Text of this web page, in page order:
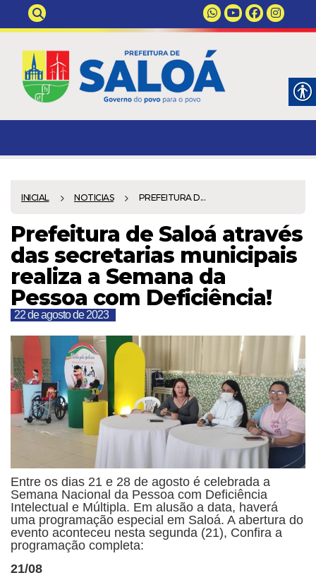
INICIAL NOTICIAS PREFEITURA D...
Prefeitura de Saloá através
das secretarias municipais
realiza a Semana da
Pessoa com Deficiência!
22 de agosto de 2023
Entre os dias 21 e 28 de agosto é celebrada a
Semana Nacional da Pessoa com Deficiência
Intelectual e Múltipla. Em alusão a data, haverá
uma programação especial em Saloá. A abertura do
evento aconteceu nesta segunda (21), Confira a
programação completa:
21/08